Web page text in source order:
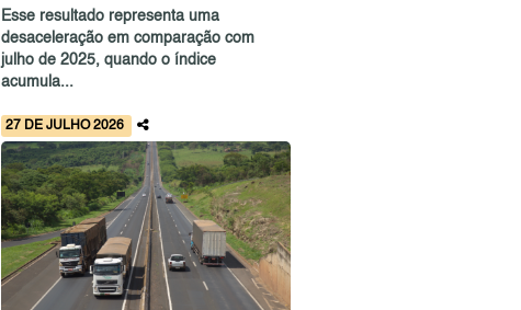
Esse resultado representa uma
desaceleração em comparação com
julho de 2025, quando o índice
acumula...
27 DE JULHO 2026